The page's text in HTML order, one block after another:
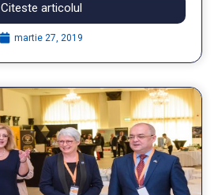
Citeste articolul
martie 27, 2019